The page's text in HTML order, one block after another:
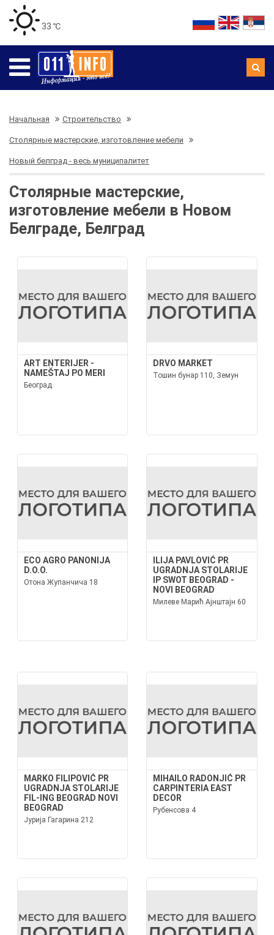
33 ℃
Начальная Строительство
Столярные мастерские, изготовление мебели
Новый белград - весь муниципалитет
Столярные мастерские,
изготовление мебели в Новом
Белграде, Белград
ART ENTERIJER -
NAMEŠTAJ PO MERI
Београд
DRVO MARKET
Тошин бунар 110, Земун
ECO AGRO PANONIJA
D.O.O.
Отона Жупанчича 18
ILIJA PAVLOVIĆ PR
UGRADNJA STOLARIJE
IP SWOT BEOGRAD -
NOVI BEOGRAD
Милеве Марић Ајнштајн 60
MARKO FILIPOVIĆ PR
UGRADNJA STOLARIJE
FIL-ING BEOGRAD NOVI
BEOGRAD
Јурија Гагарина 212
MIHAILO RADONJIĆ PR
CARPINTERIA EAST
DECOR
Рубенсова 4